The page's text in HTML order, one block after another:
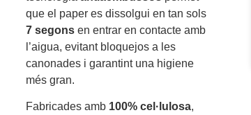
que el paper es dissolgui en tan sols
7 segonsen entrar en contacte amb
l’aigua, evitant bloquejos a les
canonades i garantint una higiene
més gran.
Fabricades amb 100% cel·lulosa,